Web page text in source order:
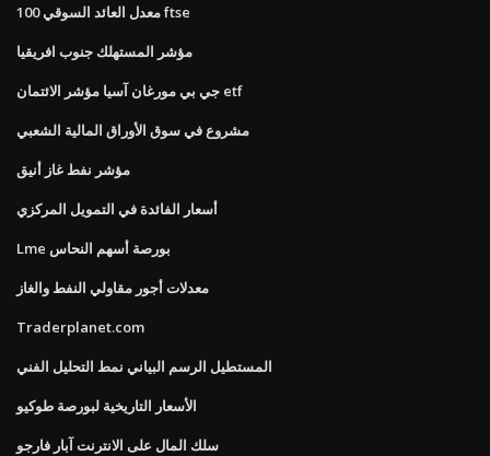
معدل العائد السوقي 100 ftse
مؤشر المستهلك جنوب افريقيا
جي بي مورغان آسيا مؤشر الائتمان etf
مشروع في سوق الأوراق المالية الشعبي
مؤشر نفط غاز أنيق
أسعار الفائدة في التمويل المركزي
Lme بورصة أسهم النحاس
معدلات أجور مقاولي النفط والغاز
Traderplanet.com
المستطيل الرسم البياني نمط التحليل الفني
الأسعار التاريخية لبورصة طوكيو
سلك المال على الانترنت آبار فارجو